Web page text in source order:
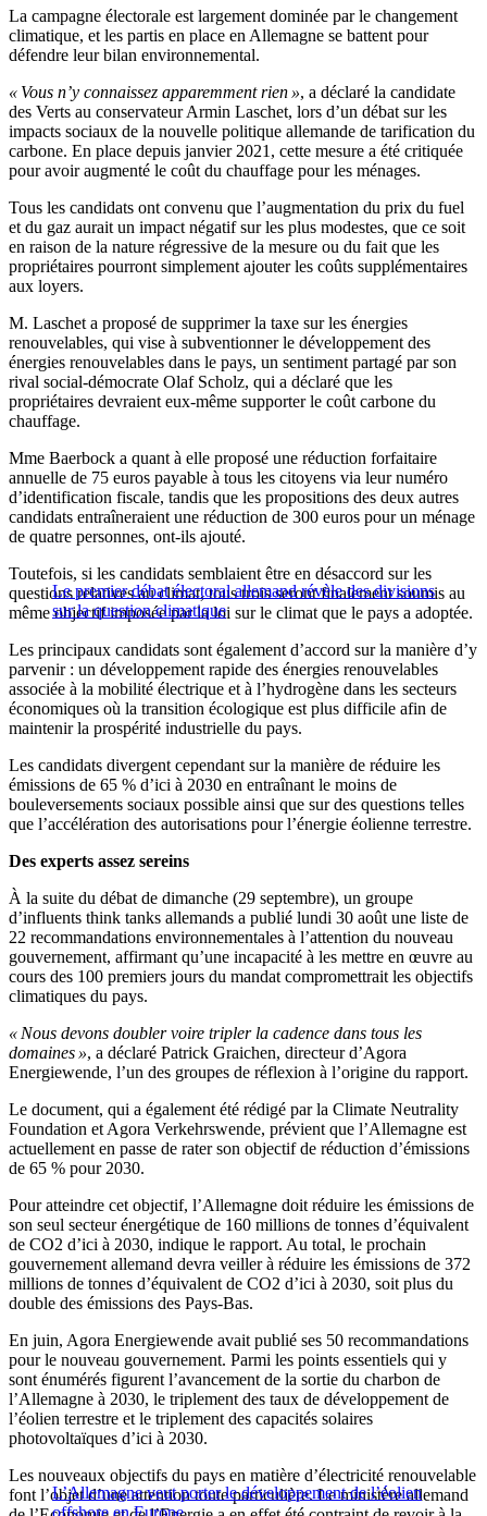
La campagne électorale est largement dominée par le changement
climatique, et les partis en place en Allemagne se battent pour
défendre leur bilan environnemental.
« Vous n’y connaissez apparemment rien », a déclaré la candidate
des Verts au conservateur Armin Laschet, lors d’un débat sur les
impacts sociaux de la nouvelle politique allemande de tarification du
carbone. En place depuis janvier 2021, cette mesure a été critiquée
pour avoir augmenté le coût du chauffage pour les ménages.
Tous les candidats ont convenu que l’augmentation du prix du fuel
et du gaz aurait un impact négatif sur les plus modestes, que ce soit
en raison de la nature régressive de la mesure ou du fait que les
propriétaires pourront simplement ajouter les coûts supplémentaires
aux loyers.
M. Laschet a proposé de supprimer la taxe sur les énergies
renouvelables, qui vise à subventionner le développement des
énergies renouvelables dans le pays, un sentiment partagé par son
rival social-démocrate Olaf Scholz, qui a déclaré que les
propriétaires devraient eux-même supporter le coût carbone du
chauffage.
Mme Baerbock a quant à elle proposé une réduction forfaitaire
annuelle de 75 euros payable à tous les citoyens via leur numéro
d’identification fiscale, tandis que les propositions des deux autres
candidats entraîneraient une réduction de 300 euros pour un ménage
de quatre personnes, ont-ils ajouté.
Le premier débat électoral allemand révèle des divisions
sur la question climatique
Toutefois, si les candidats semblaient être en désaccord sur les
questions relatives au climat, tous trois seront finalement soumis au
même objectif imposée par la loi sur le climat que le pays a adoptée.
Les principaux candidats sont également d’accord sur la manière d’y
parvenir : un développement rapide des énergies renouvelables
associée à la mobilité électrique et à l’hydrogène dans les secteurs
économiques où la transition écologique est plus difficile afin de
maintenir la prospérité industrielle du pays.
Les candidats divergent cependant sur la manière de réduire les
émissions de 65 % d’ici à 2030 en entraînant le moins de
bouleversements sociaux possible ainsi que sur des questions telles
que l’accélération des autorisations pour l’énergie éolienne terrestre.
Des experts assez sereins
À la suite du débat de dimanche (29 septembre), un groupe
d’influents think tanks allemands a publié lundi 30 août une liste de
22 recommandations environnementales à l’attention du nouveau
gouvernement, affirmant qu’une incapacité à les mettre en œuvre au
cours des 100 premiers jours du mandat compromettrait les objectifs
climatiques du pays.
« Nous devons doubler voire tripler la cadence dans tous les
domaines », a déclaré Patrick Graichen, directeur d’Agora
Energiewende, l’un des groupes de réflexion à l’origine du rapport.
Le document, qui a également été rédigé par la Climate Neutrality
Foundation et Agora Verkehrswende, prévient que l’Allemagne est
actuellement en passe de rater son objectif de réduction d’émissions
de 65 % pour 2030.
Pour atteindre cet objectif, l’Allemagne doit réduire les émissions de
son seul secteur énergétique de 160 millions de tonnes d’équivalent
de CO2 d’ici à 2030, indique le rapport. Au total, le prochain
gouvernement allemand devra veiller à réduire les émissions de 372
millions de tonnes d’équivalent de CO2 d’ici à 2030, soit plus du
double des émissions des Pays-Bas.
En juin, Agora Energiewende avait publié ses 50 recommandations
pour le nouveau gouvernement. Parmi les points essentiels qui y
sont énumérés figurent l’avancement de la sortie du charbon de
l’Allemagne à 2030, le triplement des taux de développement de
l’éolien terrestre et le triplement des capacités solaires
photovoltaïques d’ici à 2030.
L’Allemagne veut porter le développement de l’éolien
Les nouveaux objectifs du pays en matière d’électricité renouvelable
font l’objet d’une attention toute particulière. Le ministère allemand